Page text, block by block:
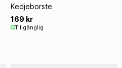
Kedjeborste
169 kr
Tillgänglig